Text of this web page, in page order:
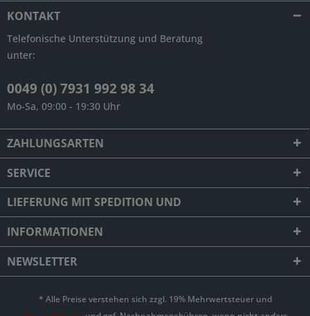
KONTAKT
Telefonische Unterstützung und Beratung
unter:
0049 (0) 7931 992 98 34
Mo-Sa, 09:00 - 19:30 Uhr
ZAHLUNGSARTEN
SERVICE
LIEFERUNG MIT SPEDITION UND
INFORMATIONEN
NEWSLETTER
* Alle Preise verstehen sich zzgl. 19% Mehrwertsteuer und